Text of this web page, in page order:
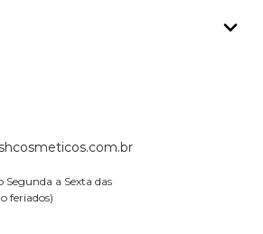
a Sexta das
feriados)